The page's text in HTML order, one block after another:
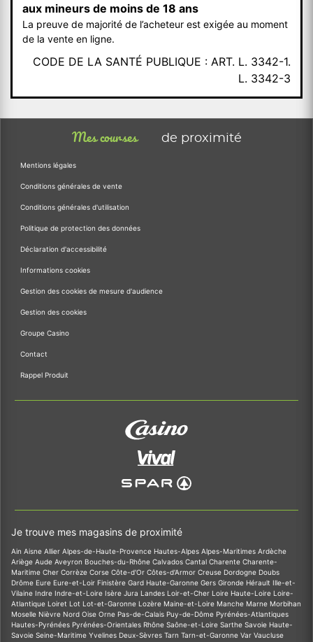
aux mineurs de moins de 18 ans
La preuve de majorité de l’acheteur est exigée au moment
de la vente en ligne.
CODE DE LA SANTÉ PUBLIQUE : ART. L. 3342-1.
L. 3342-3
Mes courses de proximité
Mentions légales
Conditions générales de vente
Conditions générales d'utilisation
Politique de protection des données
Déclaration d'accessibilité
Informations cookies
Gestion des cookies de mesure d'audience
Gestion des cookies
Groupe Casino
Contact
Rappel Produit
Je trouve mes magasins de proximité
Ain Aisne Allier Alpes-de-Haute-Provence Hautes-Alpes Alpes-Maritimes Ardèche
Ariège Aude Aveyron Bouches-du-Rhône Calvados Cantal Charente Charente-
Maritime Cher Corrèze Corse Côte-d'Or Côtes-d'Armor Creuse Dordogne Doubs
Drôme Eure Eure-et-Loir Finistère Gard Haute-Garonne Gers Gironde Hérault Ille-et-
Vilaine Indre Indre-et-Loire Isère Jura Landes Loir-et-Cher Loire Haute-Loire Loire-
Atlantique Loiret Lot Lot-et-Garonne Lozère Maine-et-Loire Manche Marne Morbihan
Moselle Nièvre Nord Oise Orne Pas-de-Calais Puy-de-Dôme Pyrénées-Atlantiques
Hautes-Pyrénées Pyrénées-Orientales Rhône Saône-et-Loire Sarthe Savoie Haute-
Savoie Seine-Maritime Yvelines Deux-Sèvres Tarn Tarn-et-Garonne Var Vaucluse